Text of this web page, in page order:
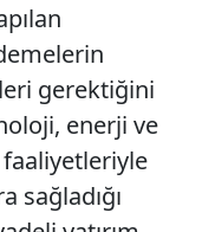
gerektiğini
enerji ve
sağladığı